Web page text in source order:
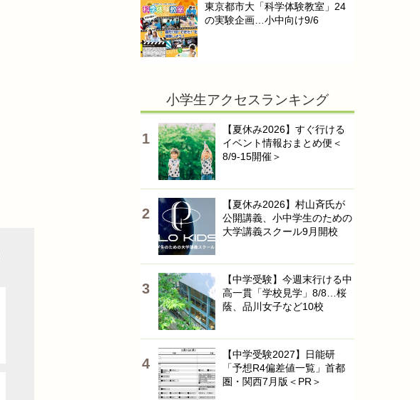
東京都市大「科学体験教室」24
の実験企画…小中向け9/6
小学生アクセスランキング
【夏休み2026】すぐ行ける
イベント情報おまとめ便＜
8/9-15開催＞
【夏休み2026】村山斉氏が
公開講義、小中学生のための
大学講義スクール9月開校
【中学受験】今週末行ける中
高一貫「学校見学」8/8…桜
蔭、品川女子など10校
【中学受験2027】日能研
「予想R4偏差値一覧」首都
圏・関西7月版＜PR＞